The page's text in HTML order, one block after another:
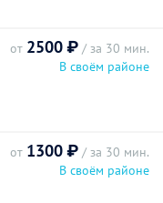
от 2500 ₽ / за 30 мин.
В своём районе
от 1300 ₽ / за 30 мин.
В своём районе